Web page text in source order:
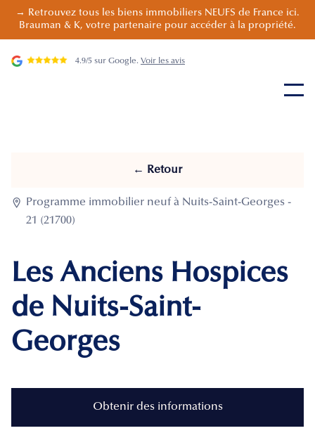
→ Retrouvez tous les biens immobiliers NEUFS de France ici.
Brauman & K, votre partenaire pour accéder à la propriété.
4.9/5 sur Google. Voir les avis
← Retour

Programme immobilier neuf à Nuits-Saint-Georges -
21 (21700)
Les Anciens Hospices
de Nuits-Saint-
Georges
Obtenir des informations